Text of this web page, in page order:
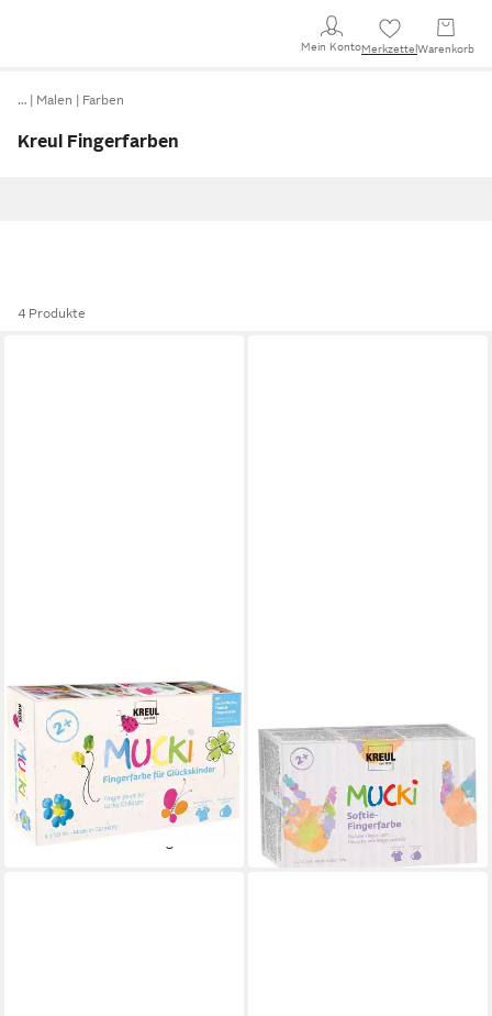
Mein KontoMerkzettel Warenkorb
… Malen Farben
Kreul Fingerfarben
4 Produkte
KREUL
Fingerfarbe Kreul Mucki
Fingerfarbe für Glückskinder
6er Set
ab 11,44 €
(38,13 €/ 1 l)
lieferbar - in 3-4 Werktagen bei dir
Fingerfarbe KREUL
Fingerfarben MUCKi Softie
6x150ml
27,59 €
lieferbar - in 3-4 Werktagen bei dir